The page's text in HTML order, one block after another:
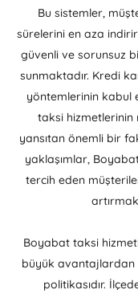
Bu sistemler,
sürelerini en aza
güvenli ve sorunsuz
sunmaktadır. Kredi
yöntemlerinin kabul
taksi hizmetlerinin
yansıtan önemli bir
yaklaşımlar,
tercih eden
Boyabat taksi
büyük
politikasıdır.